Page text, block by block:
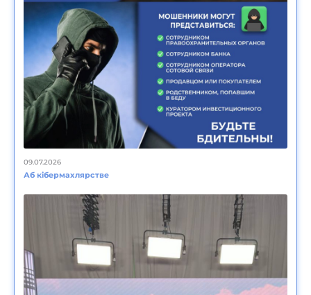
09.07.2026
Аб кібермахлярстве